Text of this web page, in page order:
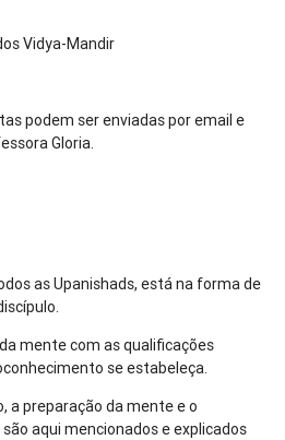
Vidya-Mandir
podem ser enviadas por email e
Gloria.
as Upanishads, está na forma de
mente com as qualificações
se estabeleça.
a preparação da mente e o
aqui mencionados e explicados